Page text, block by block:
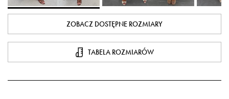
ZOBACZ DOSTĘPNE ROZMIARY
TABELA ROZMIARÓW